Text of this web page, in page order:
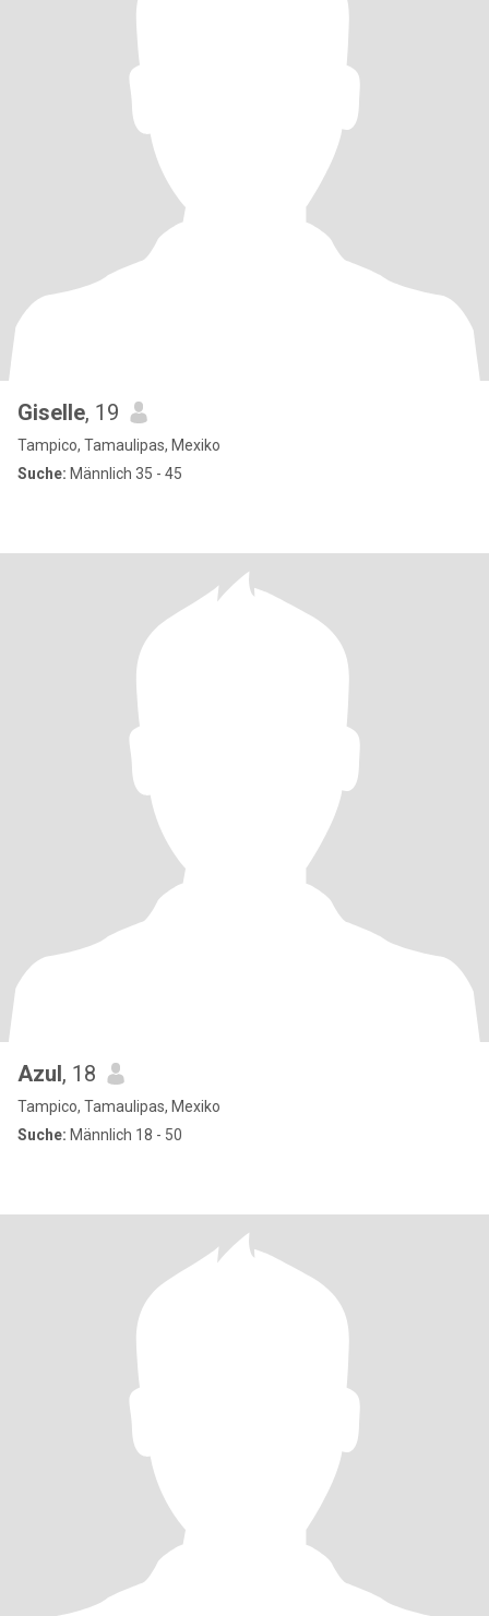
Giselle, 19
Tampico, Tamaulipas, Mexiko
Suche: Männlich 35 - 45
Azul, 18
Tampico, Tamaulipas, Mexiko
Suche: Männlich 18 - 50